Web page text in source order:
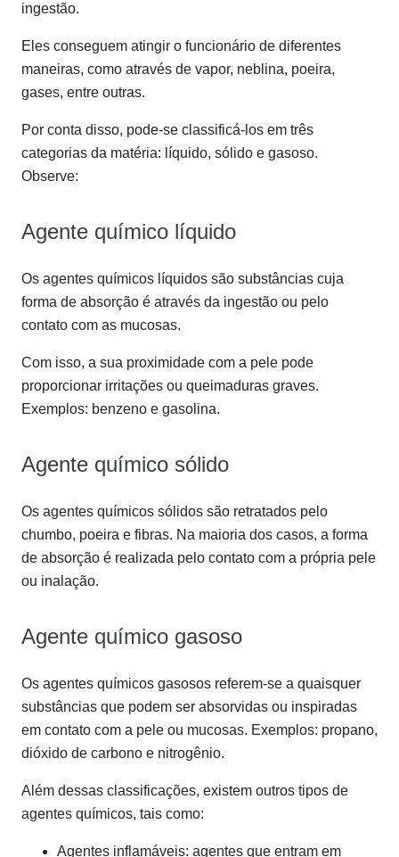
ingestão.
Eles conseguem atingir o funcionário de diferentes
maneiras, como através de vapor, neblina, poeira,
gases, entre outras.
Por conta disso, pode-se classificá-los em três
categorias da matéria: líquido, sólido e gasoso.
Observe:
Agente químico líquido
Os agentes químicos líquidos são substâncias cuja
forma de absorção é através da ingestão ou pelo
contato com as mucosas.
Com isso, a sua proximidade com a pele pode
proporcionar irritações ou queimaduras graves.
Exemplos: benzeno e gasolina.
Agente químico sólido
Os agentes químicos sólidos são retratados pelo
chumbo, poeira e fibras. Na maioria dos casos, a forma
de absorção é realizada pelo contato com a própria pele
ou inalação.
Agente químico gasoso
Os agentes químicos gasosos referem-se a quaisquer
substâncias que podem ser absorvidas ou inspiradas
em contato com a pele ou mucosas. Exemplos: propano,
dióxido de carbono e nitrogênio.
Além dessas classificações, existem outros tipos de
agentes químicos, tais como:
Agentes inflamáveis: agentes que entram em